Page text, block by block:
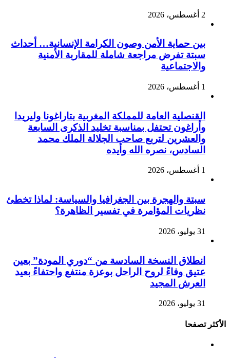
2 أغسطس، 2026
بين حماية الأمن وصون الكرامة الإنسانية… أحداث
سبتة تفرض مراجعة شاملة للمقاربة الأمنية
والاجتماعية
1 أغسطس، 2026
القنصلية العامة للمملكة المغربية بتاراغونا وليريدا
وأراغون تحتفل بمناسبة تخليد الذكرى السابعة
والعشرين لتربع صاحب الجلالة الملك محمد
السادس، نصره الله وأيده
1 أغسطس، 2026
سبتة والهجرة بين الجغرافيا والسياسة: لماذا تخطئ
نظريات المؤامرة في تفسير الظاهرة؟
31 يوليو، 2026
انطلاق النسخة السادسة من “دوري المودة” بعين
عتيق وفاءً لروح الراحل بوعزة منتفع واحتفاءً بعيد
العرش المجيد
31 يوليو، 2026
الأكثر تصفحا